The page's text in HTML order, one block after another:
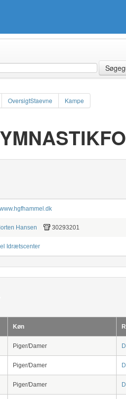
OversigtStaevne Kampe
Hansen 30293201
Idrætscenter
Køn
Piger/Damer
Piger/Damer
Piger/Damer